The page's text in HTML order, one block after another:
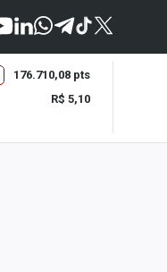
176.710,08 pts
R$ 5,10